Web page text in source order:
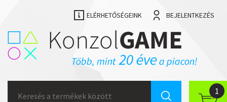
ELÉRHETŐSÉGEINK BEJELENTKEZÉS
for:
1